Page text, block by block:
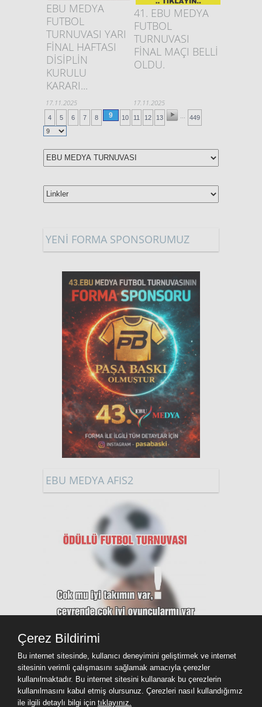
EBU MEDYA
FUTBOL
TURNUVASI YARI
FİNAL HAFTASI
DİSİPLİN
KURULU
KARARI...
41. EBU MEDYA
FUTBOL
TURNUVASI
FİNAL MAÇI BELLİ
OLDU.
17.11.2025 17.11.2025
4 5 6 7 8 9 10 11 12 13 449
YENİ FORMA SPONSORUMUZ
EBU MEDYA AFIS2
Çerez Bildirimi
Bu internet sitesinde, kullanıcı deneyimini geliştirmek ve internet
sitesinin verimli çalışmasını sağlamak amacıyla çerezler
kullanılmaktadır. Bu internet sitesini kullanarak bu çerezlerin
kullanılmasını kabul etmiş olursunuz. Çerezleri nasıl kullandığımız
ile ilgili detaylı bilgi için tıklayınız.